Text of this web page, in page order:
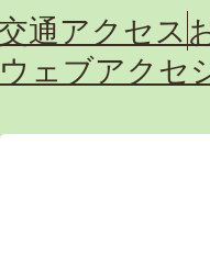
通アクセス
ウェブアクセ